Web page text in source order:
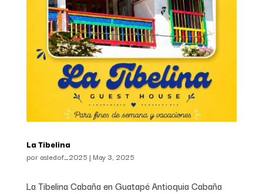
La Tibelina
por asledof_2025 | May 3, 2025
La Tibelina Cabaña en Guatapé Antioquia Cabaña